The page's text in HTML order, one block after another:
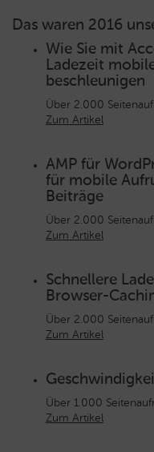
Das waren 2016
Wie Sie mit
Ladezeit
beschleunigen
Über 2.000
Zum Artikel
AMP für
für mobile
Beiträge
Über 2.000
Zum Artikel
Schnellere
Browser-
Über 2.000
Zum Artikel
Über 1.000
Zum Artikel